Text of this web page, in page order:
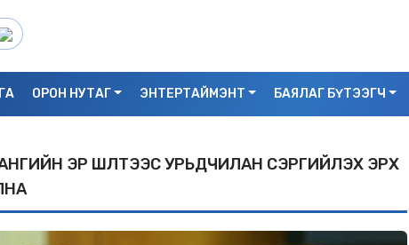
ОРОН НУТАГ ЭНТЕРТАЙМЭНТ БАЯЛАГ БҮТЭЭГЧ
ЭРҮҮ ШҮҮЛТЭЭС УРЬДЧИЛАН СЭРГИЙЛЭХ ЭРХ